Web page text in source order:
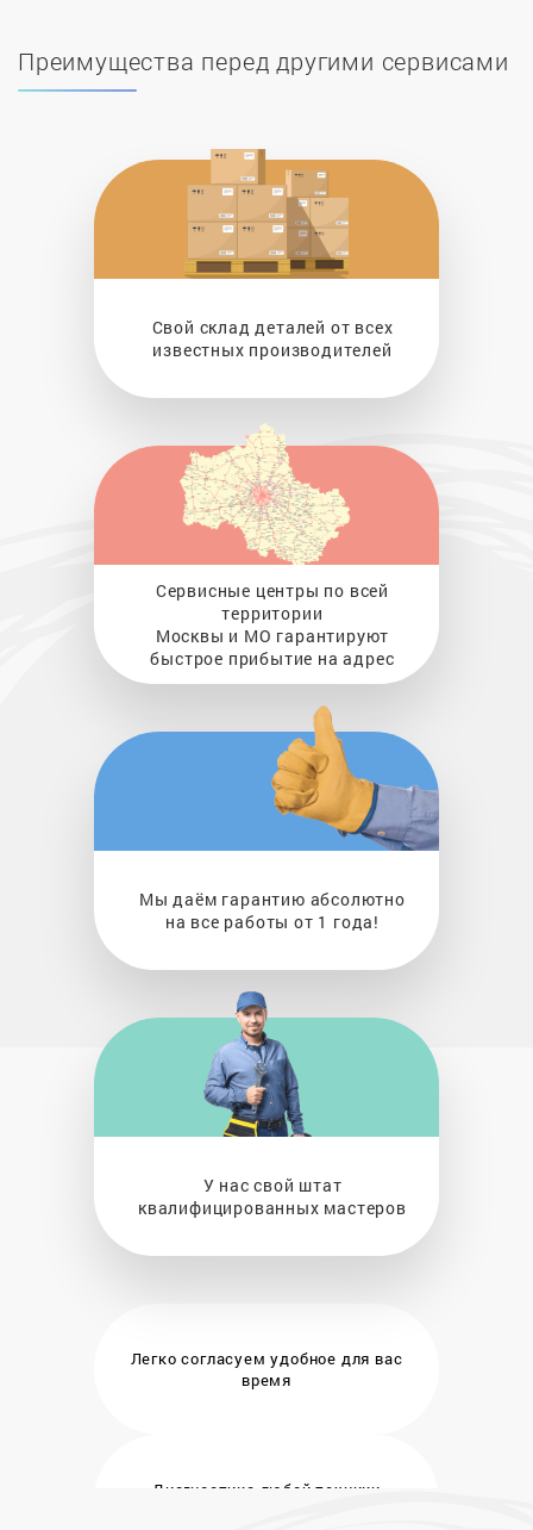
Преимущества перед другими сервисами
Свой склад деталей от всех
известных производителей
Сервисные центры по всей
территории
Москвы и МО гарантируют
быстрое прибытие на адрес
Мы даём гарантию абсолютно
на все работы от 1 года!
У нас свой штат
квалифицированных мастеров
Легко согласуем удобное для вас
время
Диагностика любой техники